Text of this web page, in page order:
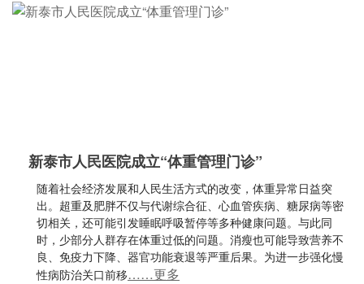
新泰市人民医院成立“体重管理门诊”
随着社会经济发展和人民生活方式的改变，体重异常日益突
出。超重及肥胖不仅与代谢综合征、心血管疾病、糖尿病等密
切相关，还可能引发睡眠呼吸暂停等多种健康问题。与此同
时，少部分人群存在体重过低的问题。消瘦也可能导致营养不
良、免疫力下降、器官功能衰退等严重后果。为进一步强化慢
性病防治关口前移……更多